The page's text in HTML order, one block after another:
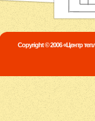
Copyright © 2006 «Центр